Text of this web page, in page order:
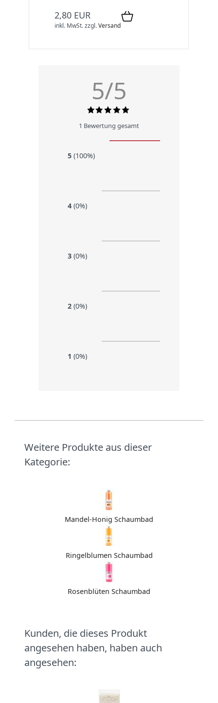
2,80 EUR
inkl. MwSt.zzgl.Versand
5/5
1 Bewertung gesamt
5 (100%)
4 (0%)
3 (0%)
2 (0%)
1 (0%)
Weitere Produkte aus dieser
Kategorie:
Mandel-Honig Schaumbad
Ringelblumen Schaumbad
Rosenblüten Schaumbad
Kunden, die dieses Produkt
angesehen haben, haben auch
angesehen: